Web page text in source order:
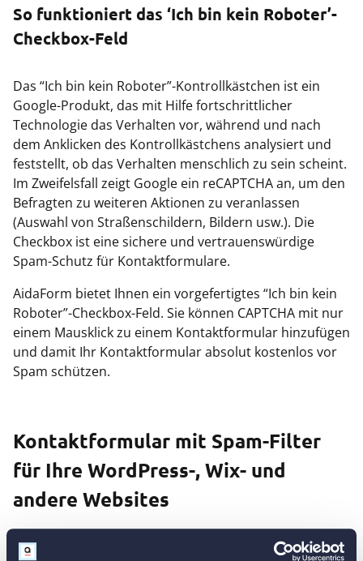
So funktioniert das ‘Ich bin kein Roboter’-
Checkbox-Feld
Das “Ich bin kein Roboter”-Kontrollkästchen ist ein
Google-Produkt, das mit Hilfe fortschrittlicher
Technologie das Verhalten vor, während und nach
dem Anklicken des Kontrollkästchens analysiert und
feststellt, ob das Verhalten menschlich zu sein scheint.
Im Zweifelsfall zeigt Google ein reCAPTCHA an, um den
Befragten zu weiteren Aktionen zu veranlassen
(Auswahl von Straßenschildern, Bildern usw.). Die
Checkbox ist eine sichere und vertrauenswürdige
Spam-Schutz für Kontaktformulare.
AidaForm bietet Ihnen ein vorgefertigtes “Ich bin kein
Roboter”-Checkbox-Feld. Sie können CAPTCHA mit nur
einem Mausklick zu einem Kontaktformular hinzufügen
und damit Ihr Kontaktformular absolut kostenlos vor
Spam schützen.
Kontaktformular mit Spam-Filter
für Ihre WordPress-, Wix- und
andere Websites
Unabhängig davon, welche Website-Plattform oder